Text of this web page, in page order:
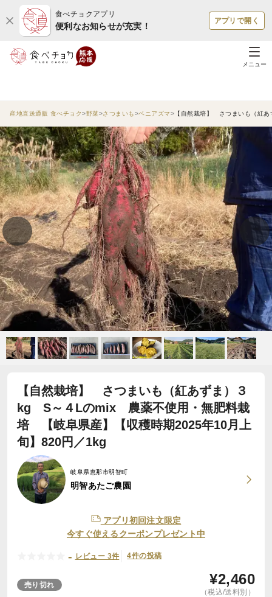
食べチョクアプリ
便利なお知らせが充実！
アプリで開く
メニュー
産地直送通販 食べチョク 野菜 さつまいも ベニアズマ 【自然栽培】 さつまいも（紅
【自然栽培】 さつまいも（紅あずま）３
kg S～４Lのmix 農薬不使用・無肥料栽
培 【岐阜県産】【収穫時期2025年10月上
旬】820円／1kg
岐阜県恵那市明智町
明智あたご農園
アプリ初回注文限定
今すぐ使えるクーポンプレゼント中
- レビュー 3件 4件の投稿
売り切れ ¥2,460
（税込/送料別）